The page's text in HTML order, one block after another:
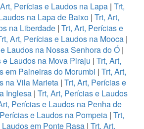
Perícias e Laudos na Lapa| Trt,
na Lapa de Baixo | Trt, Art,
na Liberdade | Trt, Art, Perícias e
Art, Perícias e Laudos na Mooca|
Laudos na Nossa Senhora do Ó|
e Laudos na Mova Piraju | Trt, Art,
em Paineiras do Morumbi | Trt, Art,
na Vila Marieta | Trt, Art, Perícias e
Inglesa | Trt, Art, Perícias e Laudos
Perícias e Laudos na Penha de
e Laudos na Pompeia| Trt,
em Ponte Rasa | Trt, Art,